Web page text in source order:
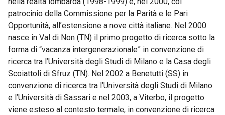
patrocinio della Commissione per la Parità e le Pari
Opportunità, all’estensione a nove città italiane. Nel 2000
nasce in Val di Non (TN) il primo progetto di ricerca sotto la
forma di “vacanza intergenerazionale” in convenzione di
ricerca tra l’Università degli Studi di Milano e la Casa degli
Scoiattoli di Sfruz (TN). Nel 2002 a Benetutti (SS) in
convenzione di ricerca tra l’Università degli Studi di Milano
e l’Università di Sassari e nel 2003, a Viterbo, il progetto
viene esteso al contesto termale, in convenzione di ricerca